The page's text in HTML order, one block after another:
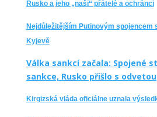
Rusko a jeho „naši“ přátelé a ochránci
Nejdůležitějším Putinovým spojencem
Kyjevě
Válka sankcí začala: Spojené
sankce, Rusko přišlo s odvetou
Kirgizská vláda oficiálne uznala